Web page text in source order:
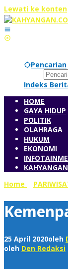
Lewati ke konten
Pencarian
Indeks
HOME
GAYA HIDUP
POLITIK
OLAHRAGA
HUKUM
EKONOMI
Home
25 April 2020oleh
oleh Den Redaksi